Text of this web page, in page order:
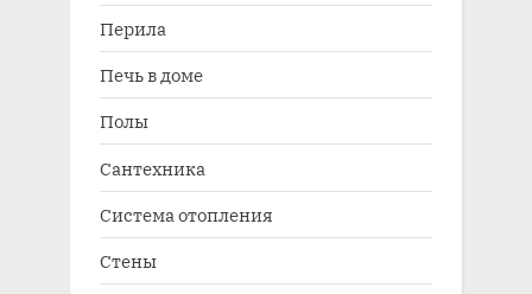
Перила
Печь в доме
Полы
Сантехника
Система отопления
Стены